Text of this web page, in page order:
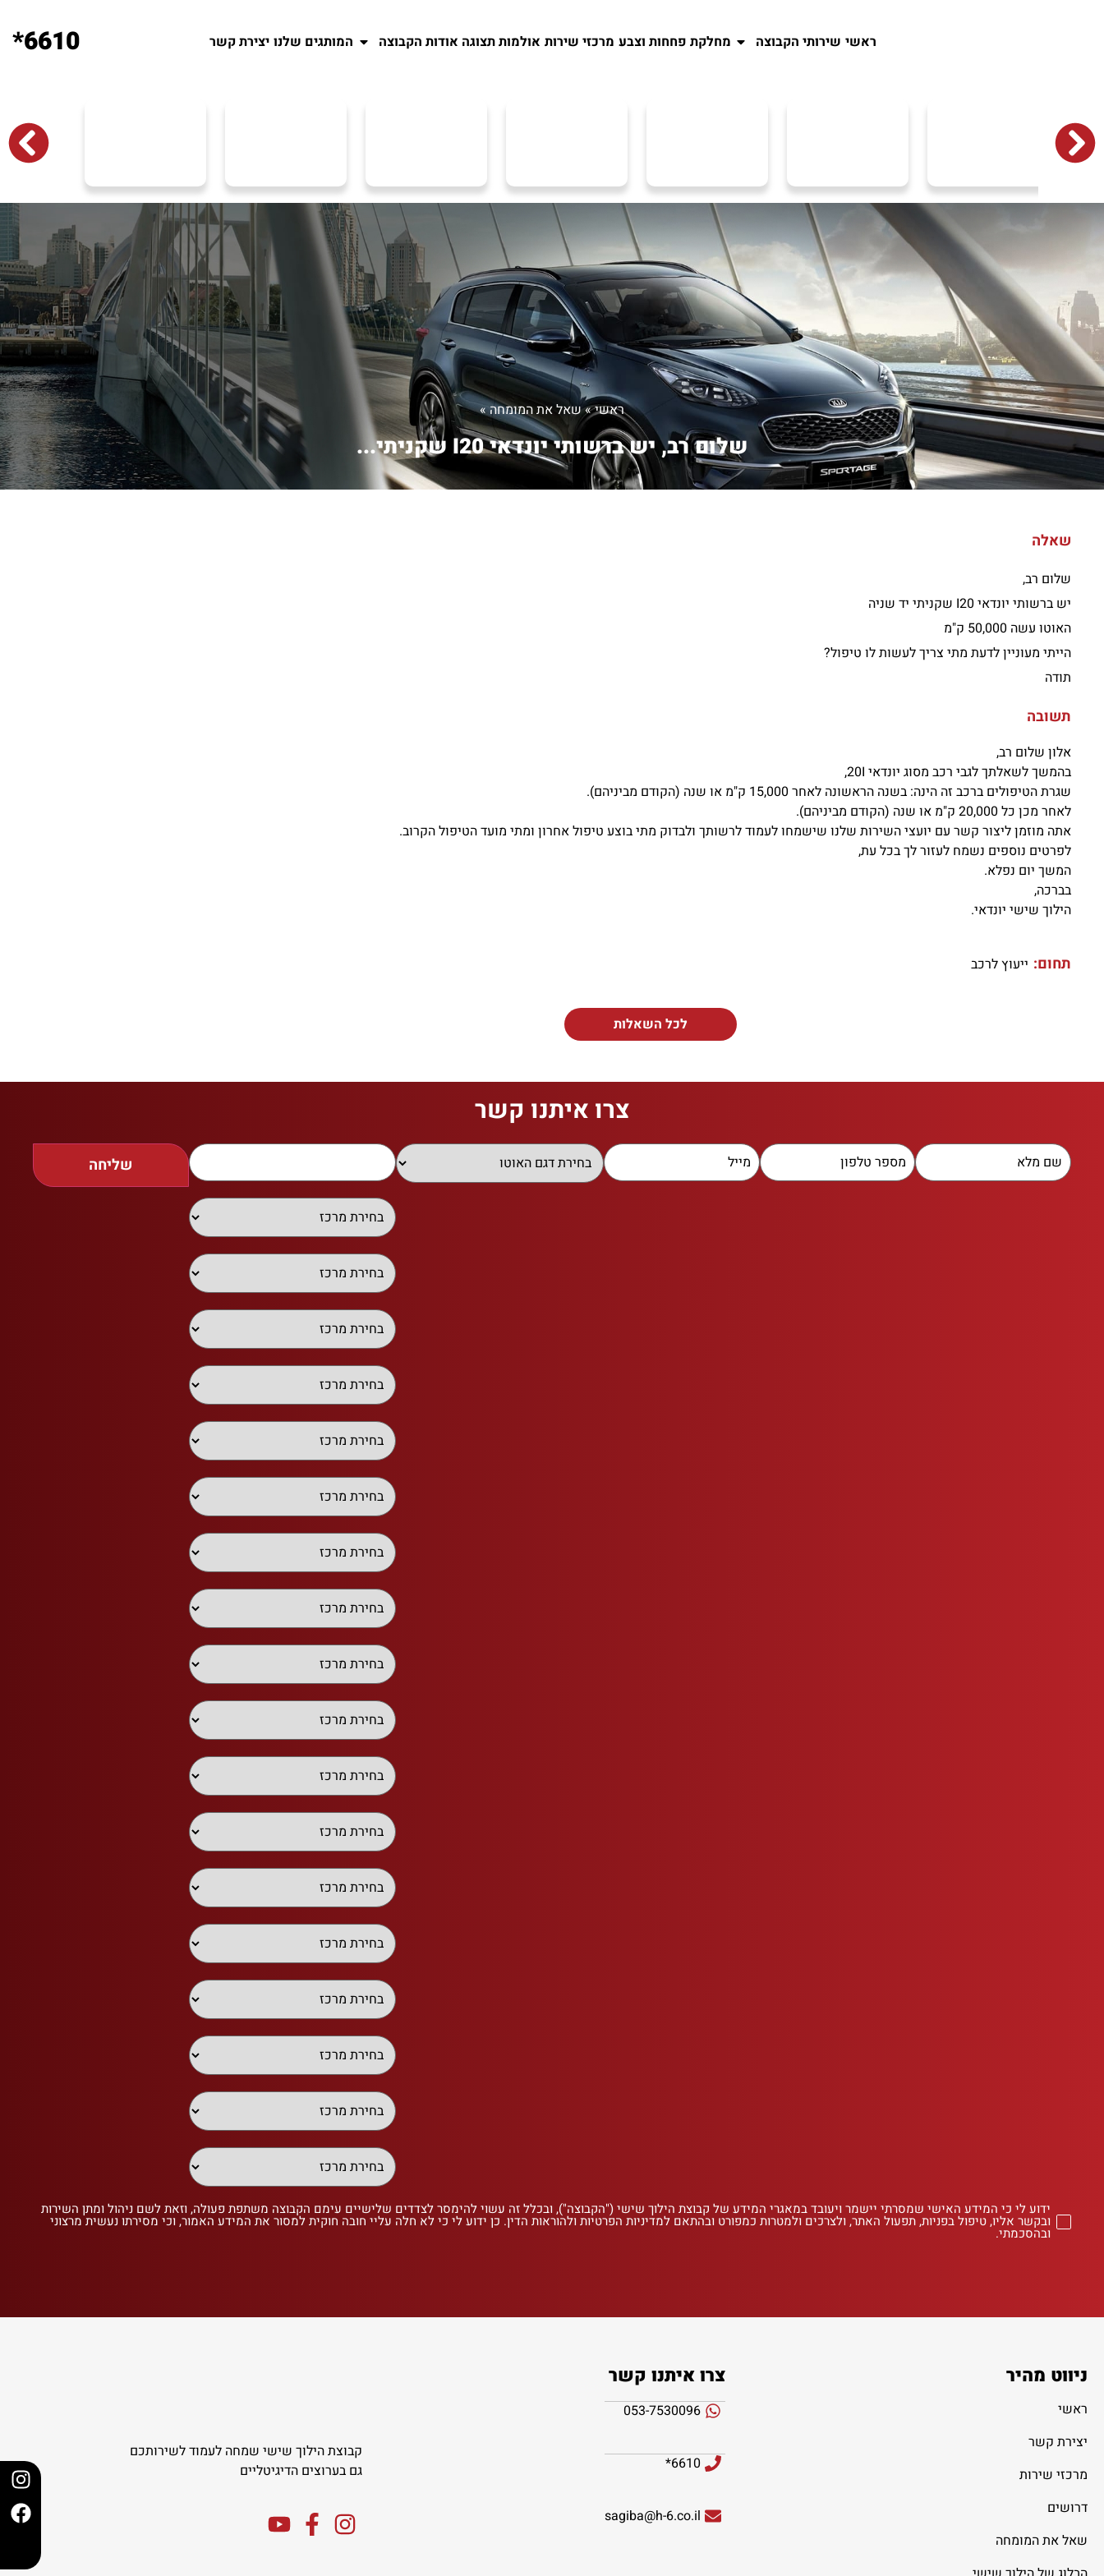
ראשי שירותי הקבוצה מחלקת פחחות וצבע מרכזי שירות אולמות תצוגה אודות הקבוצה המותגים שלנו יצירת קשר 6610*
ראשי»שאל את המומחה»
שלום רב, יש ברשותי יונדאי I20 שקניתי...
שאלה
שלום רב,
יש ברשותי יונדאי I20 שקניתי יד שניה
האוטו עשה 50,000 ק"מ
הייתי מעוניין לדעת מתי צריך לעשות לו טיפול?
תודה
תשובה
אלון שלום רב,
בהמשך לשאלתך לגבי רכב מסוג יונדאי 20I,
שגרת הטיפולים ברכב זה הינה: בשנה הראשונה לאחר 15,000 ק"מ או שנה (הקודם מביניהם).
לאחר מכן כל 20,000 ק"מ או שנה (הקודם מביניהם).
אתה מוזמן ליצור קשר עם יועצי השירות שלנו שישמחו לעמוד לרשותך ולבדוק מתי בוצע טיפול אחרון ומתי מועד הטיפול הקרוב.
לפרטים נוספים נשמח לעזור לך בכל עת,
המשך יום נפלא.
בברכה,
הילוך שישי יונדאי.
תחום: ייעוץ לרכב
לכל השאלות
צרו איתנו קשר
שליחה
ידוע לי כי המידע האישי שמסרתי יישמר ויעובד במאגרי המידע של קבוצת הילוך שישי ("הקבוצה"), ובכלל זה עשוי להימסר לצדדים שלישיים עימם הקבוצה משתפת פעולה, וזאת לשם ניהול ומתן השירות
ובקשר אליו, טיפול בפניות, תפעול האתר, ולצרכים ולמטרות כמפורט ובהתאם למדיניות הפרטיות ולהוראות הדין. כן ידוע לי כי לא חלה עליי חובה חוקית למסור את המידע האמור, וכי מסירתו נעשית מרצוני
ובהסכמתי.
ניווט מהיר
ראשי
יצירת קשר
מרכזי שירות
דרושים
שאל את המומחה
צרו איתנו קשר
053-7530096
6610*
sagiba@h-6.co.il
קבוצת הילוך שישי שמחה לעמוד לשירותכם
גם בערוצים הדיגיטליים